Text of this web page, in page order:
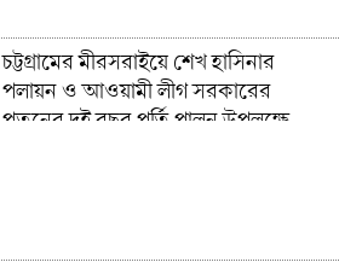
চট্টগ্রামের মীরসরাইয়ে শেখ হাসিনার
পলায়ন ও আওয়ামী লীগ সরকারের
পতনের দুই বছর পূর্তি পালন উপলক্ষে